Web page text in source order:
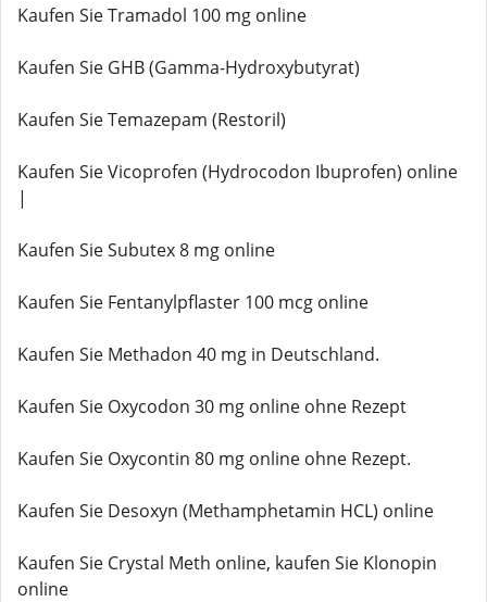
Kaufen Sie Tramadol 100 mg online
Kaufen Sie GHB (Gamma-Hydroxybutyrat)
Kaufen Sie Temazepam (Restoril)
Kaufen Sie Vicoprofen (Hydrocodon Ibuprofen) online
|
Kaufen Sie Subutex 8 mg online
Kaufen Sie Fentanylpflaster 100 mcg online
Kaufen Sie Methadon 40 mg in Deutschland.
Kaufen Sie Oxycodon 30 mg online ohne Rezept
Kaufen Sie Oxycontin 80 mg online ohne Rezept.
Kaufen Sie Desoxyn (Methamphetamin HCL) online
Kaufen Sie Crystal Meth online, kaufen Sie Klonopin
online